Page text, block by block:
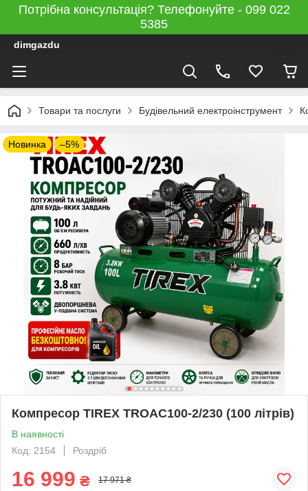
Потрібна консультація? Телефонуйте - 099 022
5385
dimgazdu
Товари та послуги Будівельний електроінструмент
Новинка –5%
Компресор TIREX TROAC100-2/230 (100 літрів)
В наявності
Код: 2154
Роздріб
16 999 ₴ 17 971 ₴